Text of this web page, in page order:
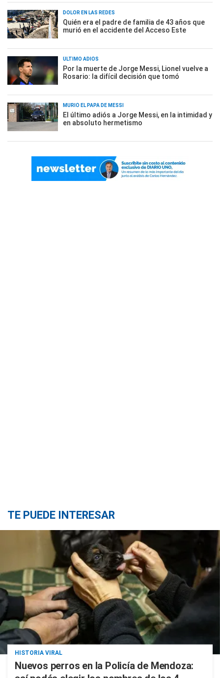
DOLOR EN LAS REDES
Quién era el padre de familia de 43 años que
murió en el accidente del Acceso Este
ÚLTIMO ADIÓS
Por la muerte de Jorge Messi, Lionel vuelve a
Rosario: la difícil decisión que tomó
MURIÓ EL PAPÁ DE MESSI
El último adiós a Jorge Messi, en la intimidad y
en absoluto hermetismo
TE PUEDE INTERESAR
HISTORIA VIRAL
Nuevos perros en la Policía de Mendoza: